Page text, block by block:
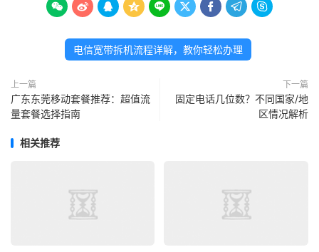
        
电信宽带拆机流程详解，教你轻松办理
上一篇
广东东莞移动套餐推荐：超值流
量套餐选择指南
下一篇
固定电话几位数？不同国家/地
区情况解析
相关推荐